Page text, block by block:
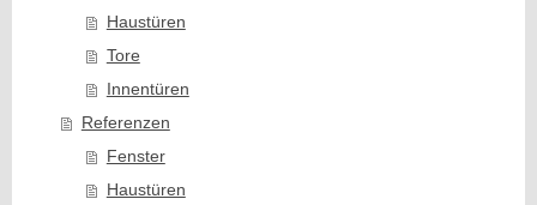
Haustüren
Tore
Innentüren
Referenzen
Fenster
Haustüren